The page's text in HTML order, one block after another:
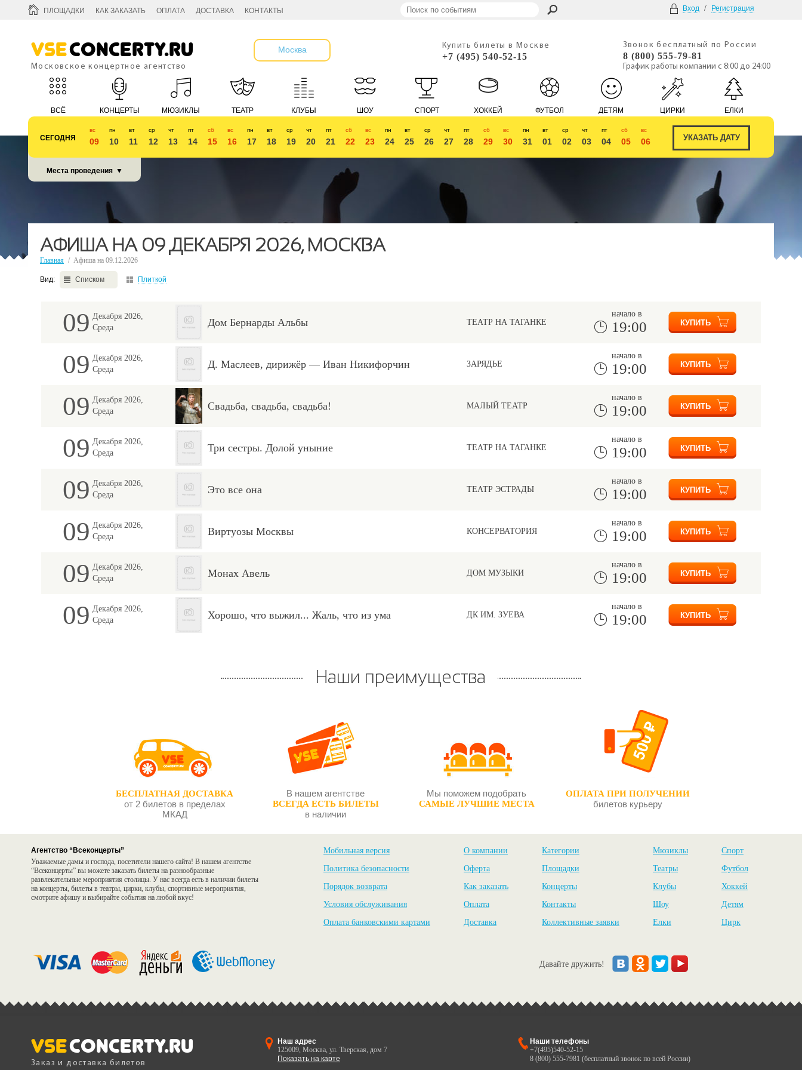
ПЛОЩАДКИ КАК ЗАКАЗАТЬ ОПЛАТА ДОСТАВКА КОНТАКТЫ Вход / Регистрация
VseConcerty.ru
Московское концертное агентство
Москва Купить билеты в Москве
+7 (495) 540-52-15
Звонок бесплатный по России
8 (800) 555-79-81
График работы компании с 8:00 до 24:00
ВСЁ КОНЦЕРТЫ МЮЗИКЛЫ ТЕАТР КЛУБЫ ШОУ СПОРТ ХОККЕЙ ФУТБОЛ ДЕТЯМ ЦИРКИ ЕЛКИ
СЕГОДНЯ
вс
09
пн
10
вт
11
ср
12
чт
13
пт
14
сб
15
вс
16
пн
17
вт
18
ср
19
чт
20
пт
21
сб
22
вс
23
пн
24
вт
25
ср
26
чт
27
пт
28
сб
29
вс
30
пн
31
вт
01
ср
02
чт
03
пт
04
сб
05
вс
06
Места проведения ▼
АФИША НА 09 ДЕКАБРЯ 2026, МОСКВА
Главная / Афиша на 09.12.2026
Вид: Списком Плиткой
09 Декабря 2026,
Среда
Дом Бернарды Альбы ТЕАТР НА ТАГАНКЕ
начало в
19:00
09 Декабря 2026,
Среда
Д. Маслеев, дирижёр — Иван Никифорчин ЗАРЯДЬЕ
начало в
19:00
09 Декабря 2026,
Среда
Свадьба, свадьба, свадьба! МАЛЫЙ ТЕАТР
начало в
19:00
09 Декабря 2026,
Среда
Три сестры. Долой уныние ТЕАТР НА ТАГАНКЕ
начало в
19:00
09 Декабря 2026,
Среда
Это все она ТЕАТР ЭСТРАДЫ
начало в
19:00
09 Декабря 2026,
Среда
Виртуозы Москвы КОНСЕРВАТОРИЯ
начало в
19:00
09 Декабря 2026,
Среда
Монах Авель ДОМ МУЗЫКИ
начало в
19:00
09 Декабря 2026,
Среда
Хорошо, что выжил... Жаль, что из ума ДК ИМ. ЗУЕВА
начало в
19:00
Наши преимущества
БЕСПЛАТНАЯ ДОСТАВКА
от 2 билетов в пределах
МКАД
В нашем агентстве
ВСЕГДА ЕСТЬ БИЛЕТЫ
в наличии
Мы поможем подобрать
САМЫЕ ЛУЧШИЕ МЕСТА
ОПЛАТА ПРИ ПОЛУЧЕНИИ
билетов курьеру
Агентство “Всеконцерты”
Уважаемые дамы и господа, посетители нашего сайта! В нашем агентстве
“Всеконцерты” вы можете заказать билеты на разнообразные
развлекательные мероприятия столицы. У нас всегда есть в наличии билеты
на концерты, билеты в театры, цирки, клубы, спортивные мероприятия,
смотрите афишу и выбирайте события на любой вкус!
Мобильная версия
Политика безопасности
Порядок возврата
Условия обслуживания
Оплата банковскими картами
О компании
Оферта
Как заказать
Оплата
Доставка
Категории
Площадки
Концерты
Контакты
Коллективные заявки
Мюзиклы
Театры
Клубы
Шоу
Елки
Спорт
Футбол
Хоккей
Детям
Цирк
Давайте дружить!
VseConcerty.ru
Заказ и доставка билетов
Наш адрес
125009, Москва, ул. Тверская, дом 7
Показать на карте
Наши телефоны
+7(495)540-52-15
8 (800) 555-7981 (бесплатный звонок по всей России)